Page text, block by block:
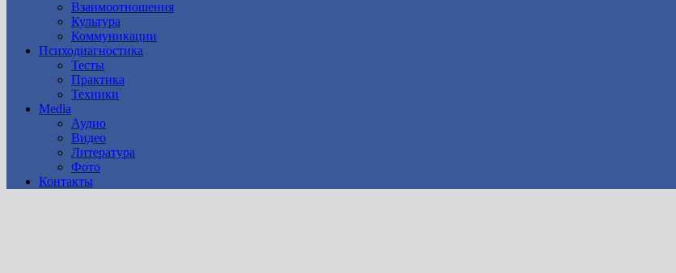
Взаимоотношения
Культура
Коммуникации
Психодиагностика
Тесты
Практика
Техники
Media
Аудио
Видео
Литература
Фото
Контакты